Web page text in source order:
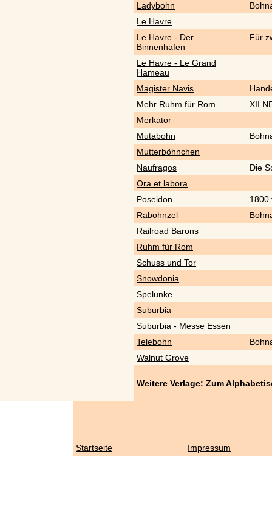
Ladybohn
Le Havre
Le Havre - Der
Binnenhafen
Für
Le Havre - Le Grand
Hameau
Magister Navis
Mehr Ruhm für Rom
XII
Merkator
Mutabohn
Mutterböhnchen
Naufragos
Die
Ora et labora
Poseidon
1800
Rabohnzel
Railroad Barons
Ruhm für Rom
Schuss und Tor
Snowdonia
Spelunke
Suburbia
Suburbia - Messe Essen
Telebohn
Walnut Grove
Weitere Verlage: Zum
Startseite Impressum